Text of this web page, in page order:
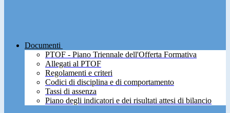
Documenti
PTOF - Piano Triennale dell'Offerta Formativa
Allegati al PTOF
Regolamenti e criteri
Codici di disciplina e di comportamento
Tassi di assenza
Piano degli indicatori e dei risultati attesi di bilancio